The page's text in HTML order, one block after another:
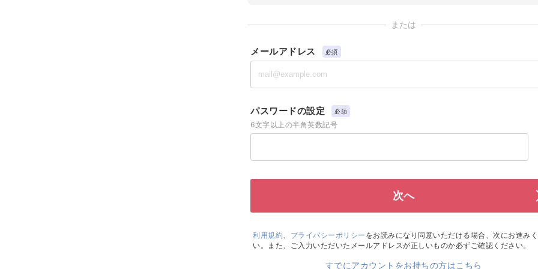
または
メールアドレス 必須
パスワードの設定 必須
6文字以上の半角英数記号
利用規約 プライバシーポリシー をお読みになり同意いただける場合、次にお進み
い。また、ご入力いただいたメールアドレスが正しいものか必ずご確認ください。
すでにアカウントをお持ちの方はこちら